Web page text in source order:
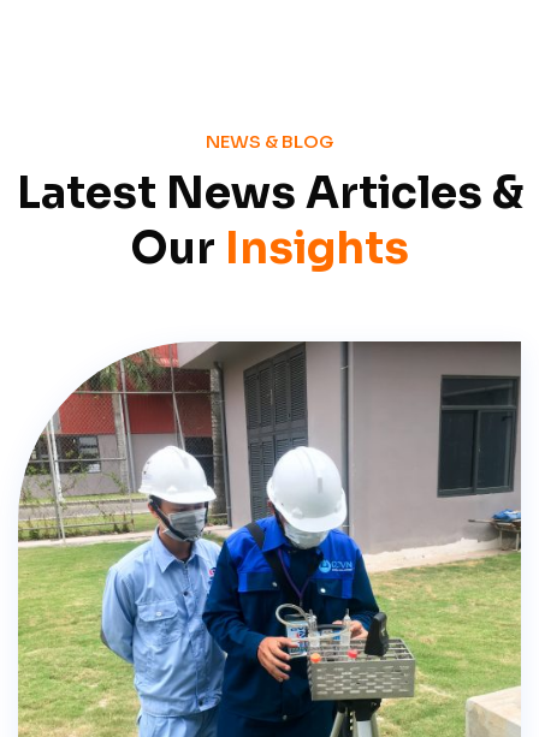
NEWS & BLOG
Latest News Articles &
Our Insights